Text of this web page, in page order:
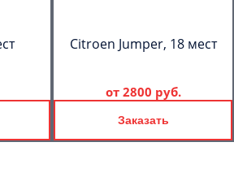
Citroen Jumper, 18 мест
от 2800 руб.
Заказать